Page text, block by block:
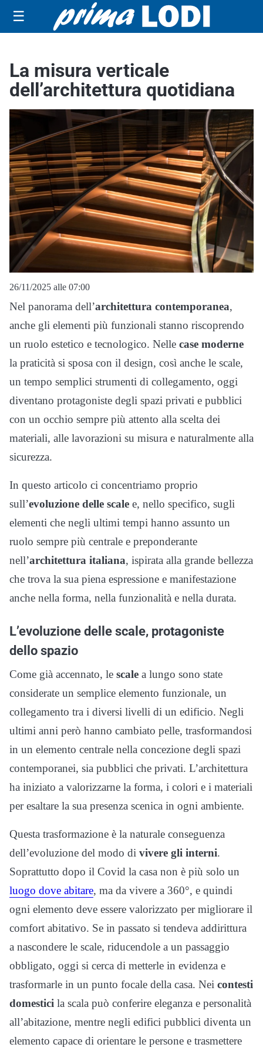
☰
La misura verticale
dell’architettura quotidiana
26/11/2025 alle 07:00
Nel panorama dell’architettura contemporanea,
anche gli elementi più funzionali stanno riscoprendo
un ruolo estetico e tecnologico. Nelle case moderne
la praticità si sposa con il design, così anche le scale,
un tempo semplici strumenti di collegamento, oggi
diventano protagoniste degli spazi privati e pubblici
con un occhio sempre più attento alla scelta dei
materiali, alle lavorazioni su misura e naturalmente alla
sicurezza.
In questo articolo ci concentriamo proprio
sull’evoluzione delle scale e, nello specifico, sugli
elementi che negli ultimi tempi hanno assunto un
ruolo sempre più centrale e preponderante
nell’architettura italiana, ispirata alla grande bellezza
che trova la sua piena espressione e manifestazione
anche nella forma, nella funzionalità e nella durata.
L’evoluzione delle scale, protagoniste
dello spazio
Come già accennato, le scale a lungo sono state
considerate un semplice elemento funzionale, un
collegamento tra i diversi livelli di un edificio. Negli
ultimi anni però hanno cambiato pelle, trasformandosi
in un elemento centrale nella concezione degli spazi
contemporanei, sia pubblici che privati. L’architettura
ha iniziato a valorizzarne la forma, i colori e i materiali
per esaltare la sua presenza scenica in ogni ambiente.
Questa trasformazione è la naturale conseguenza
dell’evoluzione del modo di vivere gli interni.
Soprattutto dopo il Covid la casa non è più solo un
luogo dove abitare, ma da vivere a 360°, e quindi
ogni elemento deve essere valorizzato per migliorare il
comfort abitativo. Se in passato si tendeva addirittura
a nascondere le scale, riducendole a un passaggio
obbligato, oggi si cerca di metterle in evidenza e
trasformarle in un punto focale della casa. Nei contesti
domestici la scala può conferire eleganza e personalità
all’abitazione, mentre negli edifici pubblici diventa un
elemento capace di orientare le persone e trasmettere